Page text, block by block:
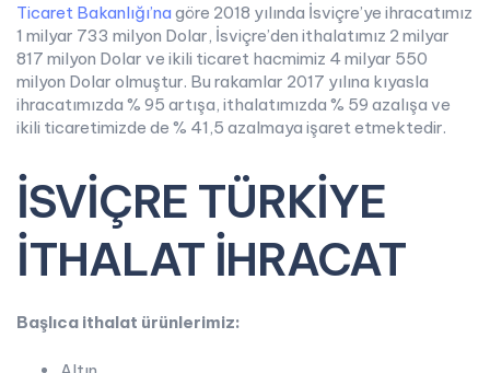
Ticaret Bakanlığı’na göre 2018 yılında İsviçre’ye ihracatımız
1 milyar 733 milyon Dolar, İsviçre’den ithalatımız 2 milyar
817 milyon Dolar ve ikili ticaret hacmimiz 4 milyar 550
milyon Dolar olmuştur. Bu rakamlar 2017 yılına kıyasla
ihracatımızda % 95 artışa, ithalatımızda % 59 azalışa ve
ikili ticaretimizde de % 41,5 azalmaya işaret etmektedir.
İSVİÇRE TÜRKİYE
İTHALAT İHRACAT
Başlıca ithalat ürünlerimiz: